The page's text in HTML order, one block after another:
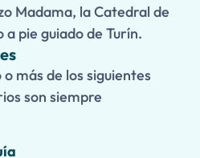
Madama, la Catedral de
pie guiado de Turín.
más de los siguientes
son siempre